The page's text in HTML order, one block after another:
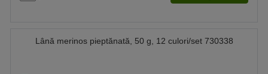
Lână merinos pieptănată, 50 g, 12 culori/set 730338